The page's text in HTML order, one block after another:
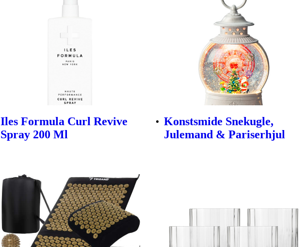
Iles Formula Curl Revive
Spray 200 Ml
Konstsmide Snekugle,
Julemand & Pariserhjul